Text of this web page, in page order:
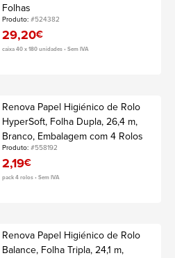
Folhas
Produto:#524382
29,20€
caixa 40 x 180 unidades • Sem IVA
Renova Papel Higiénico de Rolo
HyperSoft, Folha Dupla, 26,4 m,
Branco, Embalagem com 4 Rolos
Produto:#558192
2,19€
pack 4 rolos • Sem IVA
Renova Papel Higiénico de Rolo
Balance, Folha Tripla, 24,1 m,